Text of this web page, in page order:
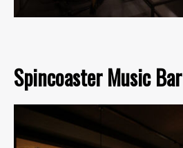
Spincoaster Music